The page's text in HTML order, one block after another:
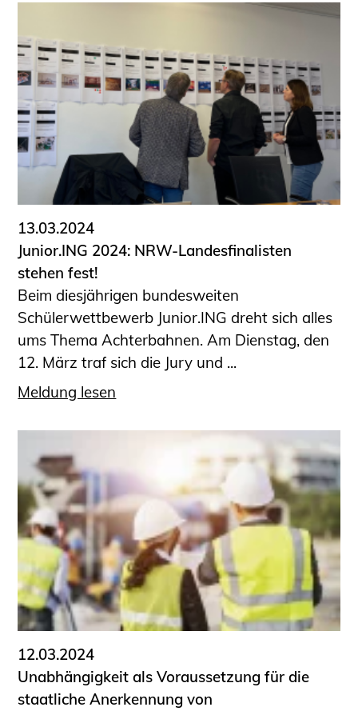
13.03.2024
Junior.ING 2024: NRW-Landesfinalisten
stehen fest!
Beim diesjährigen bundesweiten
Schülerwettbewerb Junior.ING dreht sich alles
ums Thema Achterbahnen. Am Dienstag, den
12. März traf sich die Jury und ...
Meldung lesen
12.03.2024
Unabhängigkeit als Voraussetzung für die
staatliche Anerkennung von